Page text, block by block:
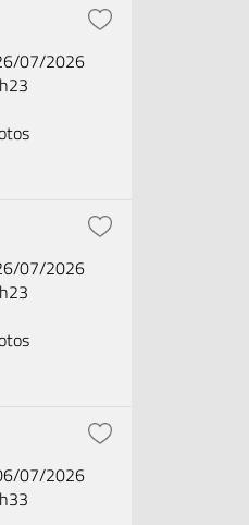
07/2026
07/2026
07/2026